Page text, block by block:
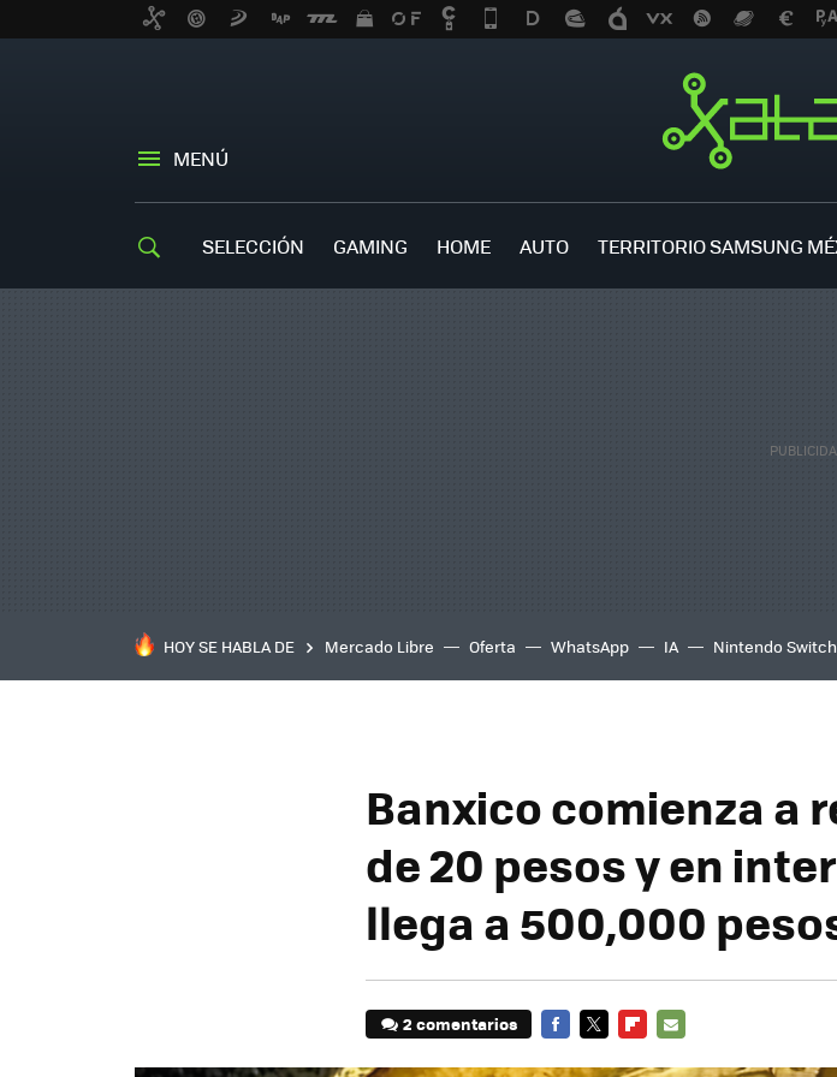
MENÚ
SELECCIÓN GAMING HOME AUTO TERRITORIO SAMSUNG
HOY SE HABLA DE Mercado Libre Oferta WhatsApp IA Nintendo Switch
Banxico comienza a
de 20 pesos y en
llega a 500,000
2 comentarios